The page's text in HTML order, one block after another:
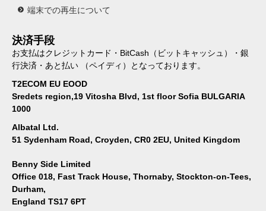
端末での再生について
決済手段
お支払はクレジットカード・BitCash（ビットキャッシュ）・銀
行決済・あと払い （ペイディ）となっております。
T2ECOM EU EOOD
Sredets region,19 Vitosha Blvd, 1st floor Sofia BULGARIA
1000
Albatal Ltd.
51 Sydenham Road, Croyden, CR0 2EU, United Kingdom
Benny Side Limited
Office 018, Fast Track House, Thornaby, Stockton-on-Tees,
Durham,
England TS17 6PT